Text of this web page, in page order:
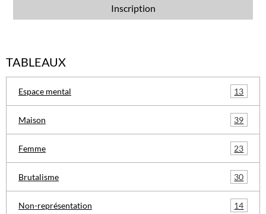
Inscription
TABLEAUX
Espace mental 13
Maison 39
Femme 23
Brutalisme 30
Non-représentation 14